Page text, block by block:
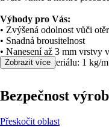
Výhody pro Vás:
• Zvýšená odolnost vůči
• Snadná brousitelnost
• Nanesení až 3 mm vrstvy
• Spotřeba materiálu: 1 kg/m
Zobrazit více
Bezpečnost
Přeskočit oblast